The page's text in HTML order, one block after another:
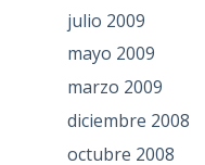
julio 2009
mayo 2009
marzo 2009
diciembre 2008
octubre 2008